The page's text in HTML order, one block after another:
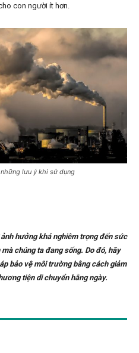
con người ít hơn.
lưu ý khi sử dụng
hưởng khá nghiêm trọng đến sức
chúng ta đang sống. Do đó, hãy
bảo vệ môi trường bằng cách giảm
tiện di chuyển hằng ngày.